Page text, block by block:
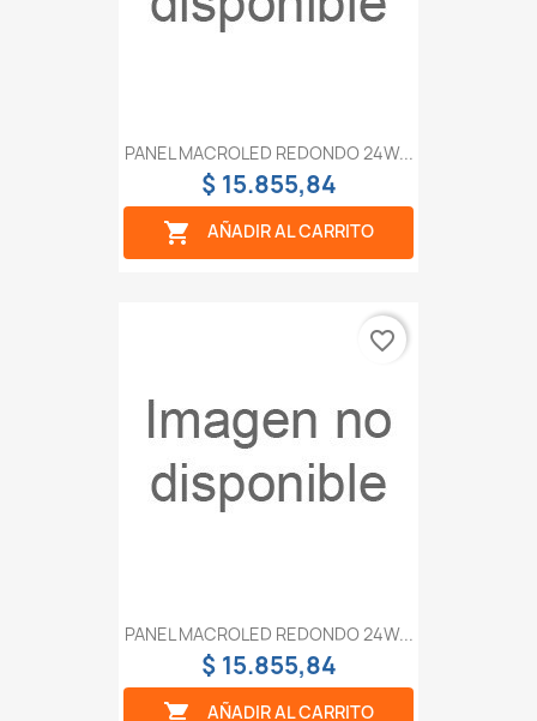
PANEL MACROLED REDONDO 24W...
$ 15.855,84
 AÑADIR AL CARRITO
PANEL MACROLED REDONDO 24W...
$ 15.855,84
 AÑADIR AL CARRITO
favorite_border